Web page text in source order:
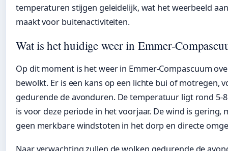
temperaturen stijgen geleidelijk, wat het weerbeeld
maakt voor buitenactiviteiten.
Wat is het huidige weer in Emmer-
Op dit moment is het weer in Emmer-Compascuum
bewolkt. Er is een kans op een lichte bui of motregen,
gedurende de avonduren. De temperatuur ligt rond 5-
is voor deze periode in het voorjaar. De wind is gering,
geen merkbare windstoten in het dorp en directe
Naar verwachting zullen de wolken gedurende de